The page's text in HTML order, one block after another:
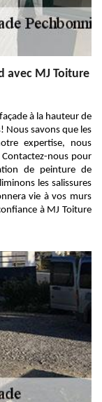
avec MJ Toiture
à la hauteur de
Nous savons que les
expertise, nous
nous pour
de peinture de
les salissures
vie à vos murs
à MJ Toiture